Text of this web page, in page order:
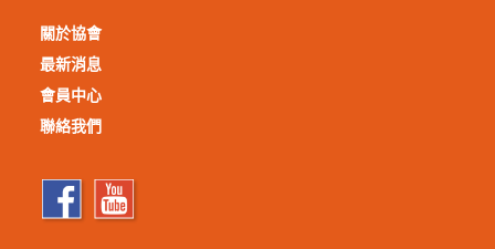
關於協會
最新消息
會員中心
聯絡我們